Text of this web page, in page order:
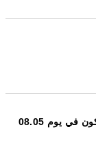
بالتمرير على موعد انعقاد اجتماع مجلس الإدارة ليكون في يوم 08.05